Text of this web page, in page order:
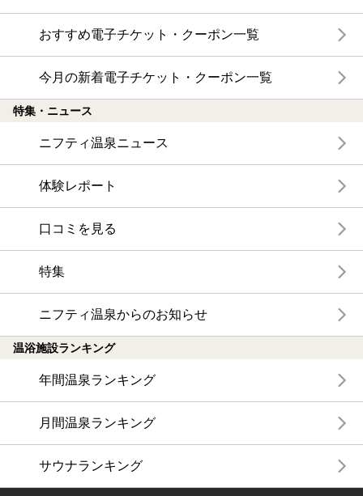
おすすめ電子チケット・クーポン一覧
今月の新着電子チケット・クーポン一覧
特集・ニュース
ニフティ温泉ニュース
体験レポート
口コミを見る
特集
ニフティ温泉からのお知らせ
温浴施設ランキング
年間温泉ランキング
月間温泉ランキング
サウナランキング